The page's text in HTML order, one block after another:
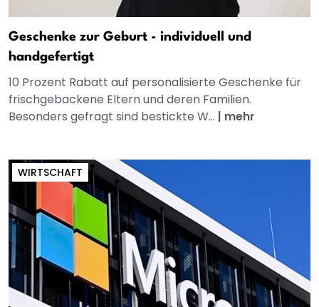
Geschenke zur Geburt - individuell und
handgefertigt
10 Prozent Rabatt auf personalisierte Geschenke für
frischgebackene Eltern und deren Familien.
Besonders gefragt sind bestickte W... | mehr
WIRTSCHAFT